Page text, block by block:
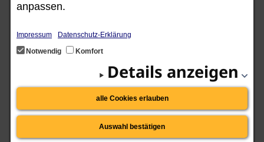
anpassen.
Impressum
Datenschutz-Erklärung
Notwendig
Komfort
Details anzeigen
alle Cookies erlauben
Auswahl bestätigen
Bild für Regional-Treffen